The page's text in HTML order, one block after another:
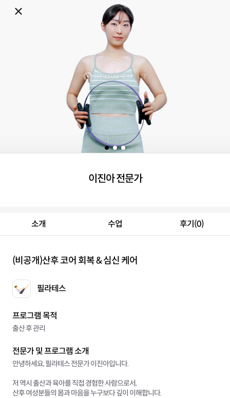
소개 수업 후기(0)
(비공개)산후 코어 회복 & 심신 케어
필라테스
프로그램 목적
출산 후 관리
전문가 및 프로그램 소개
안녕하세요, 필라테스 전문가 이진아입니다.
저 역시 출산과 육아를 직접 경험한 사람으로서,
산후 여성분들의 몸과 마음을 누구보다 깊이 이해합니다.
이진아 전문가